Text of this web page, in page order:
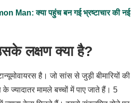
Man: क्या पहुंच बन गई भ्रष्टाचार की नई
लक्षण क्या है?
है। जो सांस से जुड़ी बीमारियों की
ज्यादातर मामले बच्चों में पाए जाते हैं। 5